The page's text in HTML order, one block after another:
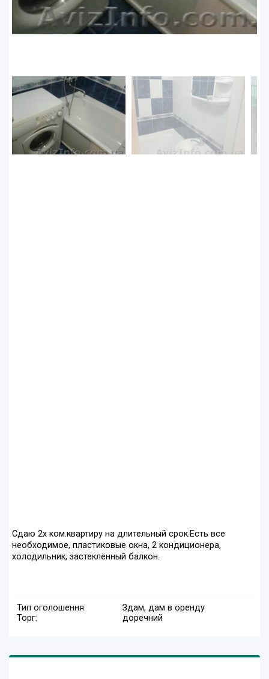
Сдаю 2х ком.квартиру на длительный срок.Есть все
необходимое, пластиковые окна, 2 кондиционера,
холодильник, застеклённый балкон.
Тип оголошення:
Здам, дам в оренду
Торг:
доречний